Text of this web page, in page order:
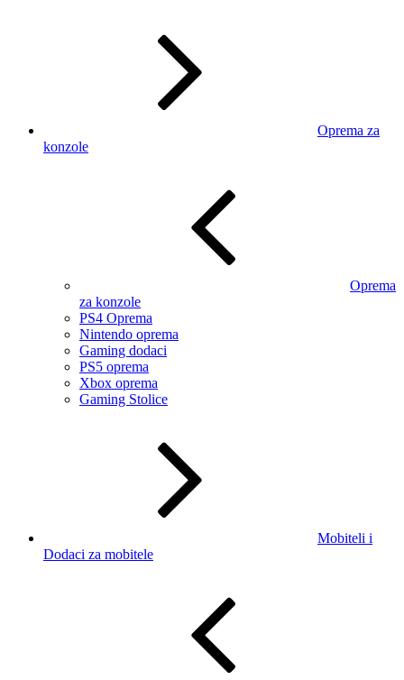
Oprema za
konzole
Oprema
za konzole
PS4 Oprema
Nintendo oprema
Gaming dodaci
PS5 oprema
Xbox oprema
Gaming Stolice
Mobiteli i
Dodaci za mobitele